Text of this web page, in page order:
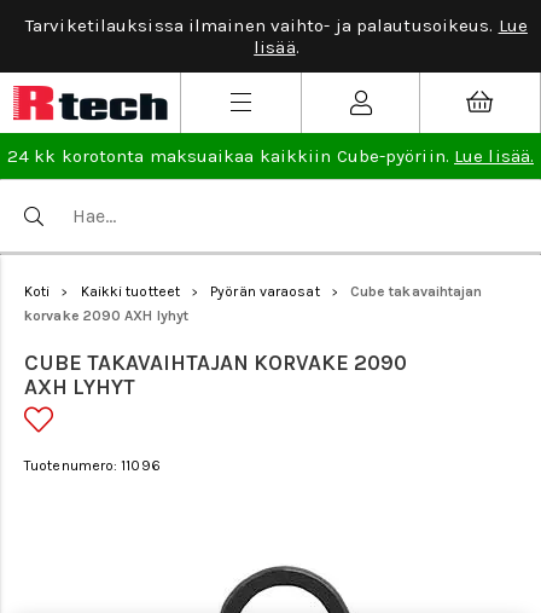
Tarviketilauksissa ilmainen vaihto- ja palautusoikeus. Lue
lisää.
24 kk korotonta maksuaikaa kaikkiin Cube-pyöriin. Lue lisää.
Koti > Kaikki tuotteet > Pyörän varaosat >
Cube takavaihtajan
korvake 2090 AXH lyhyt
CUBE TAKAVAIHTAJAN KORVAKE 2090
AXH LYHYT
Tuotenumero: 11096